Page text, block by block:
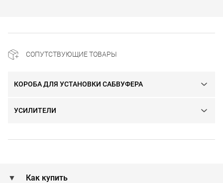
СОПУТСТВУЮЩИЕ ТОВАРЫ
КОРОБА ДЛЯ УСТАНОВКИ САБВУФЕРА
УСИЛИТЕЛИ
Как купить